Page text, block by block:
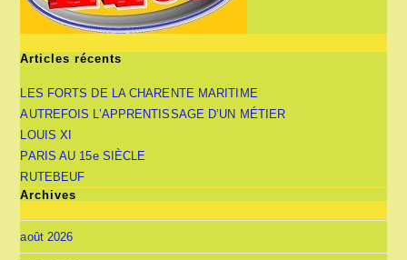
Articles récents
LES FORTS DE LA CHARENTE MARITIME
AUTREFOIS L’APPRENTISSAGE D’UN MÉTIER
LOUIS XI
PARIS AU 15e SIÈCLE
RUTEBEUF
Archives
août 2026